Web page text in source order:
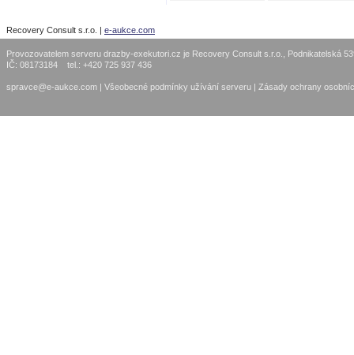
Recovery Consult s.r.o. | e-aukce.com
Provozovatelem serveru drazby-exekutori.cz je Recovery Consult s.r.o., Podnikatelská
IČ: 08173184 tel.: +420 725 937 436
spravce@e-aukce.com Všeobecné podmínky užívání serveru Zásady ochrany